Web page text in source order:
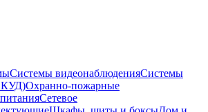
Системы видеонаблюденияСистемы
Охранно-пожарные
Сетевое